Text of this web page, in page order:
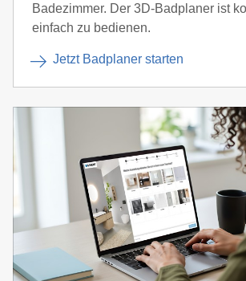
Badezimmer. Der 3D-Badplaner ist
einfach zu bedienen.
Jetzt Badplaner starten